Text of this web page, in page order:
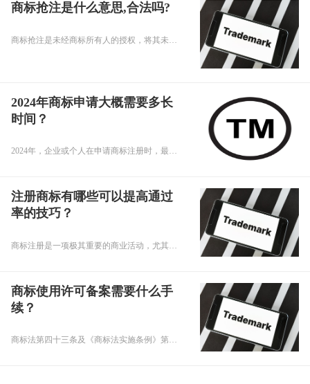
商标抢注是什么意思,合法吗?
商标抢注是未经商标所有人的授权，将其未注册或已注册的商标以自己的名义抢先注册的行为。这种行为在某些情况下可能被认为是合法的，但也有一些情况下可能涉及到法律问题。
2024年商标申请大概需要多长
时间？
2024年，企业或个人在申请商标注册时，最常问的问题之一便是整个流程需要多长时间。为了明确这一问题，我们需要深入了解商标注册的整个过程。
注册商标有哪些可以提高通过
率的技巧？
商标使用许可备案需要什么手
续？
商标法第四十三条及《商标法实施条例》第六十九条规定，许可他人使用其注册商标的，许可人应当在许可合同有效期内向国家知识产权局备案并报送备案材料。